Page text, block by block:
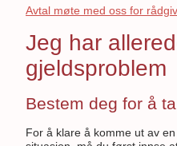
Avtal møte med oss for
Jeg har
gjeldsproblem
Bestem deg for å
For å klare å komme ut av